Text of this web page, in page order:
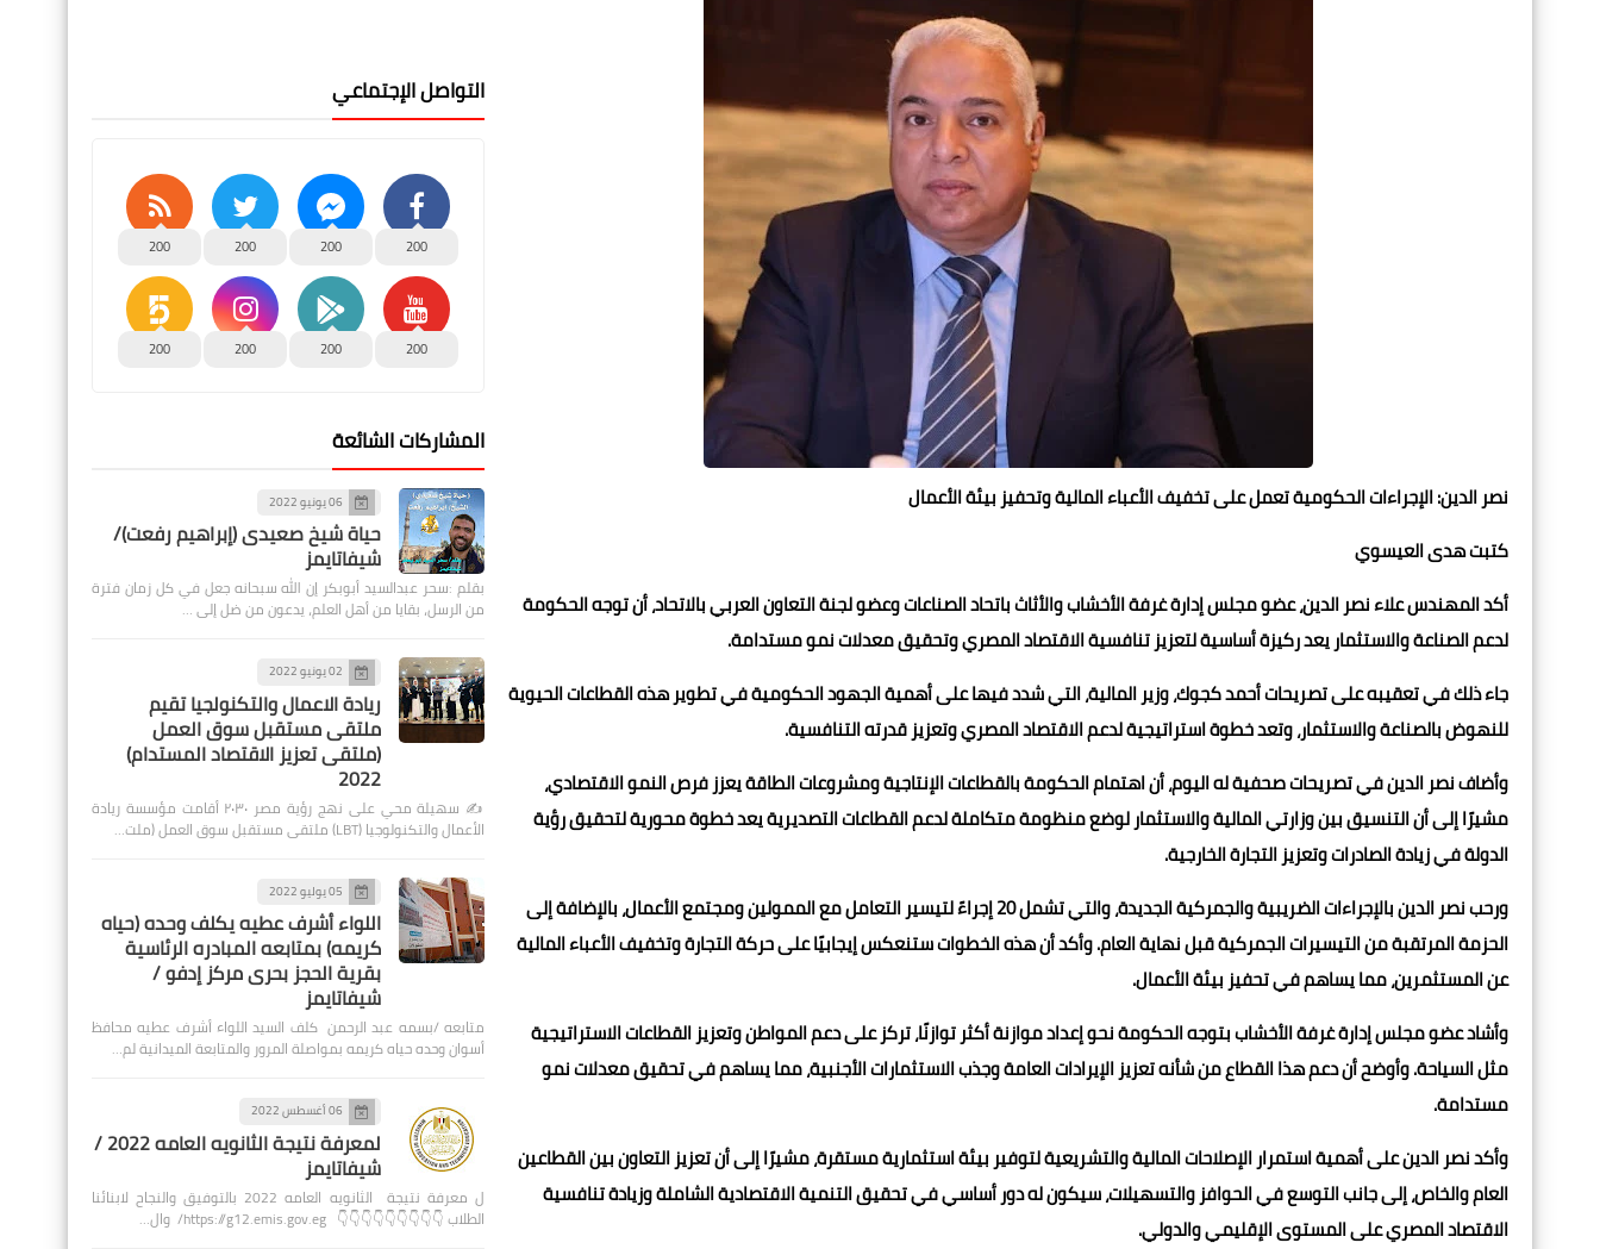
نصر الدين: الإجراءات الحكومية تعمل على تخفيف الأعباء المالية وتحفيز بيئة الأعمال
كتبت هدى العيسوي
أكد المهندس علاء نصر الدين، عضو مجلس إدارة غرفة الأخشاب والأثاث باتحاد الصناعات وعضو لجنة التعاون العربي بالاتحاد، أن توجه الحكومة
لدعم الصناعة والاستثمار يعد ركيزة أساسية لتعزيز تنافسية الاقتصاد المصري وتحقيق معدلات نمو مستدامة.
جاء ذلك في تعقيبه على تصريحات أحمد كجوك، وزير المالية، التي شدد فيها على أهمية الجهود الحكومية في تطوير هذه القطاعات الحيوية
للنهوض بالصناعة والاستثمار، وتعد خطوة استراتيجية لدعم الاقتصاد المصري وتعزيز قدرته التنافسية.
وأضاف نصر الدين في تصريحات صحفية له اليوم، أن اهتمام الحكومة بالقطاعات الإنتاجية ومشروعات الطاقة يعزز فرص النمو الاقتصادي،
مشيرًا إلى أن التنسيق بين وزارتي المالية والاستثمار لوضع منظومة متكاملة لدعم القطاعات التصديرية يعد خطوة محورية لتحقيق رؤية
الدولة في زيادة الصادرات وتعزيز التجارة الخارجية.
ورحب نصر الدين بالإجراءات الضريبية والجمركية الجديدة، والتي تشمل 20 إجراءً لتيسير التعامل مع الممولين ومجتمع الأعمال، بالإضافة إلى
الحزمة المرتقبة من التيسيرات الجمركية قبل نهاية العام. وأكد أن هذه الخطوات ستنعكس إيجابيًا على حركة التجارة وتخفيف الأعباء المالية
عن المستثمرين، مما يساهم في تحفيز بيئة الأعمال.
وأشاد عضو مجلس إدارة غرفة الأخشاب بتوجه الحكومة نحو إعداد موازنة أكثر توازنًا، تركز على دعم المواطن وتعزيز القطاعات الاستراتيجية
مثل السياحة. وأوضح أن دعم هذا القطاع من شأنه تعزيز الإيرادات العامة وجذب الاستثمارات الأجنبية، مما يساهم في تحقيق معدلات نمو
مستدامة.
وأكد نصر الدين على أهمية استمرار الإصلاحات المالية والتشريعية لتوفير بيئة استثمارية مستقرة، مشيرًا إلى أن تعزيز التعاون بين القطاعين
العام والخاص، إلى جانب التوسع في الحوافز والتسهيلات، سيكون له دور أساسي في تحقيق التنمية الاقتصادية الشاملة وزيادة تنافسية
الاقتصاد المصري على المستوى الإقليمي والدولي.
التواصل الإجتماعي
200
200
200
200
200
200
200
200
المشاركات الشائعة
06 يونيو 2022
حياة شيخ صعيدى (إبراهيم رفعت)/
شيفاتايمز
بقلم :سحر عبدالسيد أبوبكر إن الله سبحانه جعل في كل زمان فترة
من الرسل، بقايا من أهل العلم، يدعون من ضل إلى …
02 يونيو 2022
ريادة الاعمال والتكنولجيا تقيم
ملتقى مستقبل سوق العمل
(ملتقى تعزيز الاقتصاد المستدام)
2022
✍️ سهيلة محي على نهج رؤية مصر ٢٠٣٠ أقامت مؤسسة ريادة
الأعمال والتكنولوجيا (LBT) ملتقى مستقبل سوق العمل (ملت…
05 يوليو 2022
اللواء أشرف عطيه يكلف وحده (حياه
كريمه) بمتابعه المبادره الرئاسية
بقرية الحجز بحرى مركز إدفو /
شيفاتايمز
متابعه /بسمه عبد الرحمن كلف السيد اللواء أشرف عطيه محافظ
أسوان وحده حياه كريمه بمواصلة المرور والمتابعة الميدانية لم…
06 أغسطس 2022
لمعرفة نتيجة الثانويه العامه 2022 /
شيفاتايمز
ل معرفة نتيجة الثانويه العامه 2022 بالتوفيق والنجاح لابنائنا
الطلاب 👇👇👇👇👇👇👇👇👇 https://g12.emis.gov.eg/ وال…